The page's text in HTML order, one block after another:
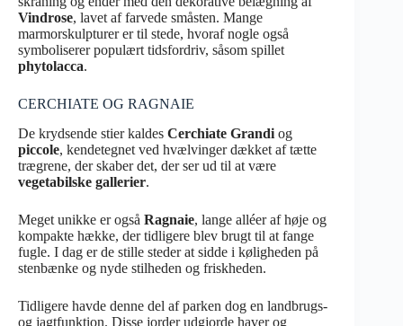
Vindrose, lavet af farvede småsten. Mange
marmorskulpturer er til stede, hvoraf nogle også
symboliserer populært tidsfordriv, såsom spillet
phytolacca.
CERCHIATE OG RAGNAIE
De krydsende stier kaldes Cerchiate Grandi og
piccole, kendetegnet ved hvælvinger dækket af tætte
trægrene, der skaber det, der ser ud til at være
vegetabilske gallerier.
Meget unikke er også Ragnaie, lange alléer af høje og
kompakte hække, der tidligere blev brugt til at fange
fugle. I dag er de stille steder at sidde i køligheden på
stenbænke og nyde stilheden og friskheden.
Tidligere havde denne del af parken dog en landbrugs-
og jagtfunktion. Disse jorder udgjorde haver og